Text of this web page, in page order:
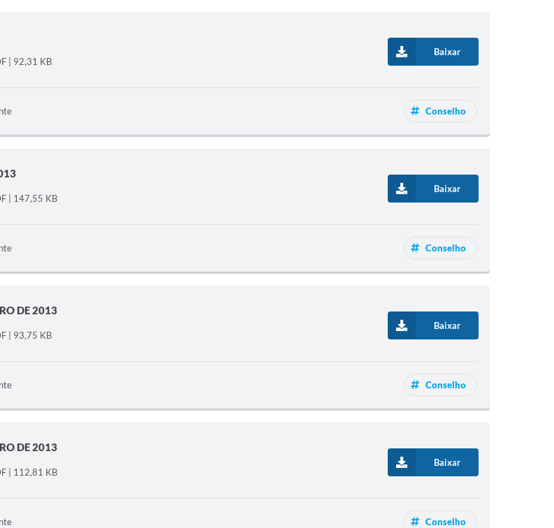
| 92,31 KB
Baixar
Conselho
| 147,55 KB
Baixar
Conselho
DE 2013
| 93,75 KB
Baixar
Conselho
DE 2013
| 112,81 KB
Baixar
Conselho